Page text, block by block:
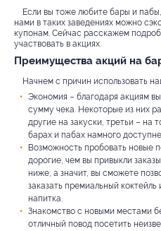
Если вы тоже любите бары и
нами в таких заведениях можно
купонам. Сейчас расскажем
участвовать в акциях.
Преимущества акций на
Начнем с причин использовать
Экономия – благодаря акциям
сумму чека. Некоторые из них
другие на закуски, третьи – на
барах и пабах намного
Возможность пробовать новые
дорогие, чем вы привыкли
ниже, а значит, вы сможете
заказать премиальный
напитка.
Знакомство с новыми местами
отличный повод посетить